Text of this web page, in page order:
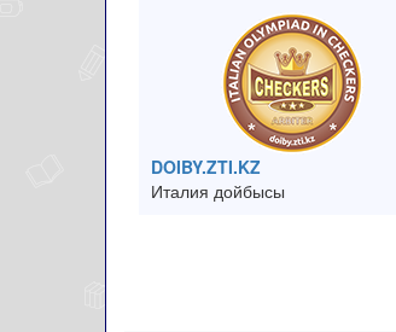
DOIBY.ZTI.KZ
Италия дойбысы